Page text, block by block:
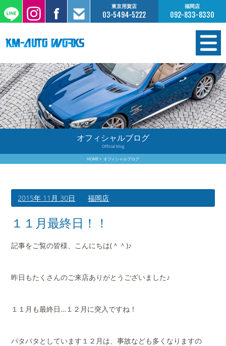
東京用賀店
03-5494-5222
福岡店
092-833-8330
在庫情報
オーダー販売
工場サービス
保証について
買取査定のご案内
店舗案内
会社概要
オフィシャルブログ
Official blog
HOME オフィシャルブログ
2015年 11月 30日 福岡店
１１月最終日！！
記事をご覧の皆様、こんにちは(＾＾)♪
昨日もたくさんのご来店ありがとうございました♪
１１月も最終日…１２月に突入ですね！
バタバタとしています１２月は、事故なども多くなりますの